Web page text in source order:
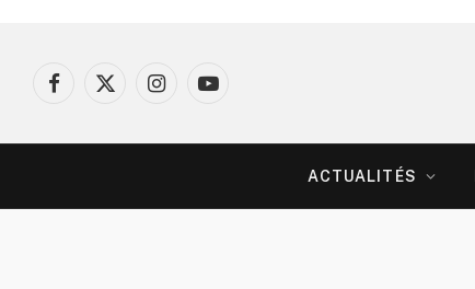
Facebook
X
InstagramYouTube
ACTUALITÉS